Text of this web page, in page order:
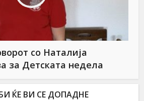
со Наталија
за Детската недела
ЌЕ ВИ СЕ ДОПАДНЕ